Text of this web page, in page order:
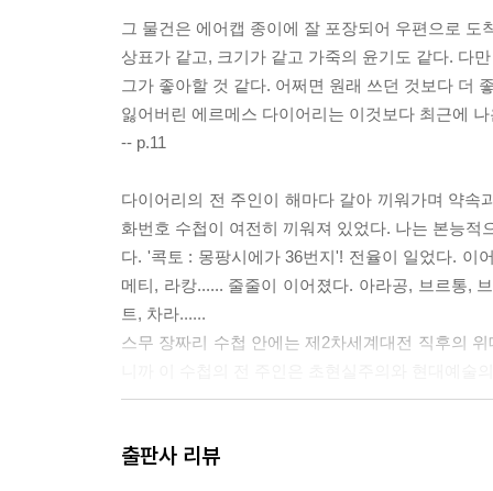
그 물건은 에어캡 종이에 잘 포장되어 우편으로 도
상표가 같고, 크기가 같고 가죽의 윤기도 같다. 다
그가 좋아할 것 같다. 어쩌면 원래 쓰던 것보다 더
잃어버린 에르메스 다이어리는 이것보다 최근에
-- p.11
다이어리의 전 주인이 해마다 갈아 끼워가며 약
화번호 수첩이 여전히 끼워져 있었다. 나는 본능
다. '콕토 : 몽팡시에가 36번지'! 전율이 일었다. 이
메티, 라캉...... 줄줄이 이어졌다. 아라공, 브르통,
트, 차라......
스무 장짜리 수첩 안에는 제2차세계대전 직후의
의 삶에서 어떤 자리를 차지하는가? 편지로 만든
출판사 리뷰